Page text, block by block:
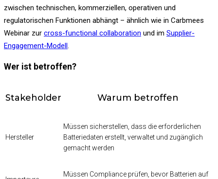
zwischen technischen, kommerziellen, operativen und
regulatorischen Funktionen abhängt – ähnlich wie in Carbmees
Webinar zur cross-functional collaboration und im Supplier-
Engagement-Modell
Wer ist betroffen?
Stakeholder Warum betroffen
Hersteller
Müssen sicherstellen, dass die erforderlichen
Batteriedaten erstellt, verwaltet und zugänglich
gemacht werden
Müssen Compliance prüfen, bevor Batterien auf